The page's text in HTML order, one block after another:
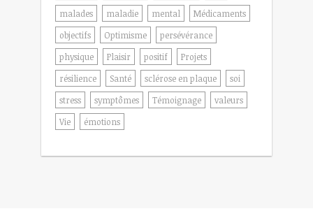
malades
maladie mental
Médicaments
objectifs
Optimisme
persévérance
physique
Plaisir positif
Projets
résilience
Santé sclérose en plaque
soi
stress
symptômes Témoignage
valeurs
Vie
émotions